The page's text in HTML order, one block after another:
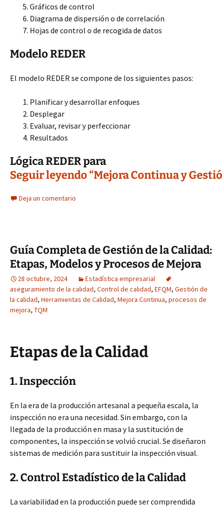
Gráficos de control
Diagrama de dispersión o de correlación
Hojas de control o de recogida de datos
Modelo REDER
El modelo REDER se compone de los siguientes pasos:
Planificar y desarrollar enfoques
Desplegar
Evaluar, revisar y perfeccionar
Resultados
Lógica REDER para
Seguir leyendo “Mejora Continua y
Deja un comentario
Guía Completa de Gestión de la Calidad:
Etapas, Modelos y Procesos de Mejora
28 octubre, 2024
Estadística empresarial
aseguramiento de la calidad, Control de calidad, EFQM, Gestión de
la calidad, Herramientas de Calidad, Mejora Continua, procesos de
mejora, TQM
Etapas de la Calidad
1. Inspección
En la era de la producción artesanal a pequeña escala, la
inspección no era una necesidad. Sin embargo, con la
llegada de la producción en masa y la sustitución de
componentes, la inspección se volvió crucial. Se diseñaron
sistemas de medición para sustituir la inspección visual.
2. Control Estadístico de la Calidad
La variabilidad en la producción puede ser comprendida